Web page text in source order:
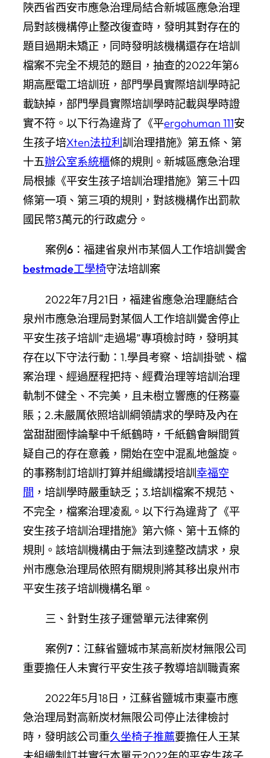
陜西省西安市應急治理局結合新城區應急治理
局對該機構停止整改復查時，發明其對存在的
題目過期未矯正，同時發明該機構還存在培訓
檔案不完全不規范的題目，抽查的2022年第6
期高壓電工培訓班，部門學員實際培訓學時記
載缺掉，部門學員實際培訓學時記載與學時證
實不符。以下行為違背了《平ergohuman 111安
生孩子培Xten法拉利 訓治理措施》第五條、第
十五辦公室系統櫃條的規則。新城區應急治理
局根據《平安生孩子培訓治理措施》第三十四
條第一項、第三項的規則，對該機構作出罰款
國民幣3萬元的行政處分。
案例6：福建省泉州市某個人工作培訓黌舍
bestmade工學椅守法培訓案
2022年7月21日，福建省應急治理廳結合
泉州市應急治理局對某個人工作培訓黌舍停止
平安生孩子培訓“走過場”專項檢討時，發明其
存在以下守法行動：1.學員考察、培訓掛號、檔
案治理、經過歷程把持、經費治理等培訓治理
軌制不健全、不完美，且未樹立響應的任務臺
賬；2.未嚴厲依照培訓綱領請求的學時及內在
當甜甜圈悖論擊中千紙鶴時，千紙鶴會瞬間質
疑自己的存在意義，開始在空中混亂地盤旋。
的事務制訂培訓打算并組織講授培訓幸福空
間 ，培訓學時嚴重缺乏；3.培訓檔案不規范、
不完全，檔案治理凌亂。以下行為違背了《平
安生孩子培訓治理措施》第六條、第十五條的
規則。該培訓機構由于無法到達整改請求，泉
州市應急治理局依照有關規則將其移出泉州市
平安生孩子培訓機構名單。
三、針對生孩子運營單元法律案例
案例7：江蘇省鹽城市某高新炭材無限公司
重要擔任人未實行平安生孩子教導培訓職責案
2022年5月18日，江蘇省鹽城市東臺市應
急治理局對高新炭材無限公司停止法律檢討
時，發明該公司重久坐椅子推薦要擔任人王某